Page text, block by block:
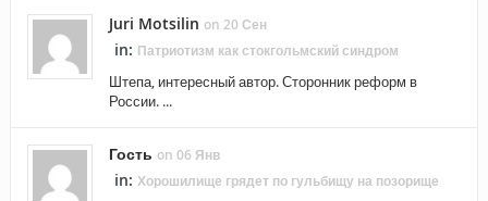
Juri Motsilin on 20 Сен
in: Патриотизм как стокгольмский синдром
Штепа, интересный автор. Сторонник реформ в
России. ...
Гость on 06 Янв
in: Хорошилище грядет по гульбищу на позорище